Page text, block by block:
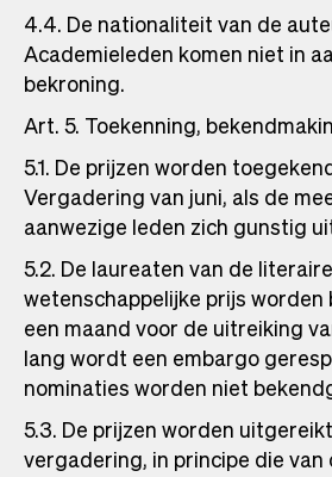
4.4. De nationaliteit van de
Academieleden komen niet in
bekroning.
Art. 5. Toekenning,
5.1. De prijzen worden
Vergadering van juni, als de
aanwezige leden zich gunstig
5.2. De laureaten van de
wetenschappelijke prijs
een maand voor de uitreiking
lang wordt een embargo
nominaties worden niet
5.3. De prijzen worden
vergadering, in principe die van